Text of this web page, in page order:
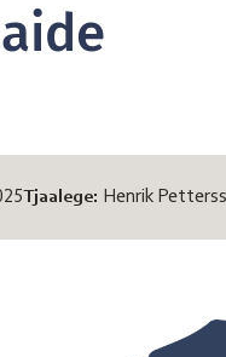
Tjaalege: Henrik